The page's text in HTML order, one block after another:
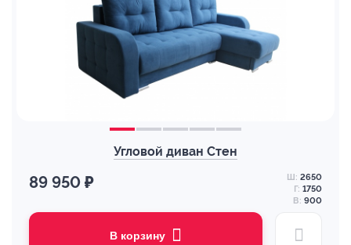
Угловой диван Стен
89 950 ₽ Ш: 2650
Г: 1750
В: 900
В корзину